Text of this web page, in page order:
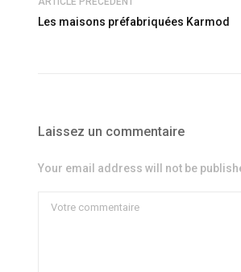
Les maisons préfabriquées Karmod
Laissez un commentaire
Your email address will not be